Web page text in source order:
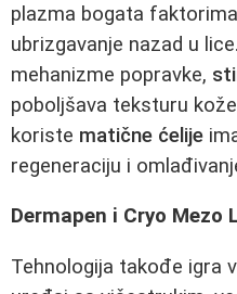
plazma bogata
ubrizgavanje nazad u
mehanizme popravke,
poboljšava teksturu
koriste matične ćelije
regeneraciju i
Dermapen i Cryo Mezo
Tehnologija takođe igra